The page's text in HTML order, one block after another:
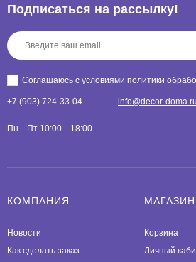
Подписаться на рассылкy!
Соглашаюсь с условиями политики
+7 (903) 724-33-04 info@decor-doma.ru
Пн—Пт 10:00—18:00
КОМПАНИЯ
Новости
Как сделать заказ
МАГАЗИН
Корзина
Личный